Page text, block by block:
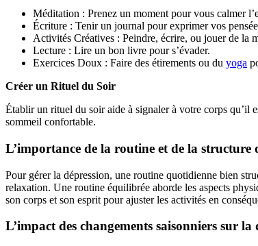
Méditation : Prenez un moment pour vous calmer
Écriture : Tenir un journal pour exprimer vos
Activités Créatives : Peindre, écrire, ou jouer de la
Lecture : Lire un bon livre pour s’évader.
Exercices Doux : Faire des étirements ou du yoga
Créer un Rituel du Soir
Établir un rituel du soir aide à signaler à votre corps qu’il
sommeil confortable.
L’importance de la routine et de la structure
Pour gérer la dépression, une routine quotidienne bien
relaxation. Une routine équilibrée aborde les aspects
son corps et son esprit pour ajuster les activités en
L’impact des changements saisonniers sur la